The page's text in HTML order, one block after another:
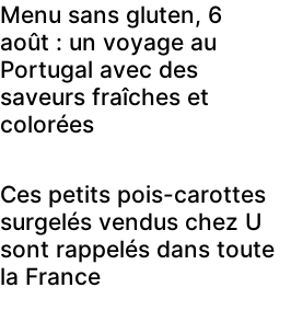
Menu sans gluten, 6
août : un voyage au
Portugal avec des
saveurs fraîches et
colorées
Ces petits pois-carottes
surgelés vendus chez U
sont rappelés dans toute
la France